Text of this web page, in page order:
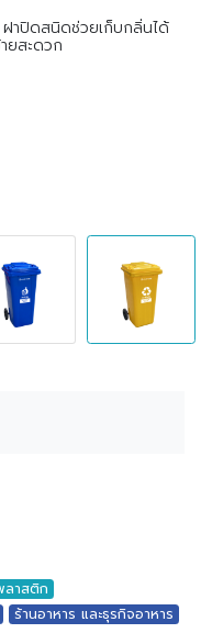
าปิดสนิดช่วยเก็บกลิ่นได้
ยสะดวก
ลาสติก
ร้านอาหาร และธุรกิจอาหาร